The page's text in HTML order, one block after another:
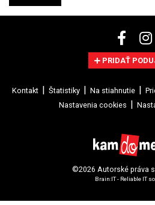
PRIDAŤ
Kontakt Štatistiky Na stiahnutie
Nastavenia cookies
©2026 Autorské práva
Brain:IT - Reliable IT